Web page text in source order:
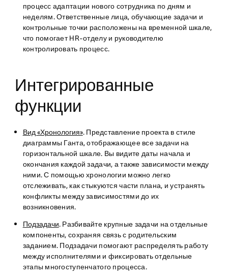
процесс адаптации нового сотрудника по дням и
неделям. Ответственные лица, обучающие задачи и
контрольные точки расположены на временной шкале,
что помогает HR-отделу и руководителю
контролировать процесс.
Интегрированные
функции
Вид «Хронология». Представление проекта в стиле
диаграммы Ганта, отображающее все задачи на
горизонтальной шкале. Вы видите даты начала и
окончания каждой задачи, а также зависимости между
ними. С помощью хронологии можно легко
отслеживать, как стыкуются части плана, и устранять
конфликты между зависимостями до их
возникновения.
Подзадачи. Разбивайте крупные задачи на отдельные
компоненты, сохраняя связь с родительским
заданием. Подзадачи помогают распределять работу
между исполнителями и фиксировать отдельные
этапы многоступенчатого процесса.